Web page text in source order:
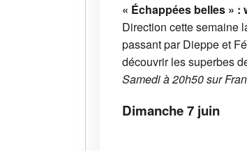
« Échappées belles »
Direction cette semaine
passant par Dieppe et
découvrir les superbes
Samedi à 20h50 sur
Dimanche 7 juin